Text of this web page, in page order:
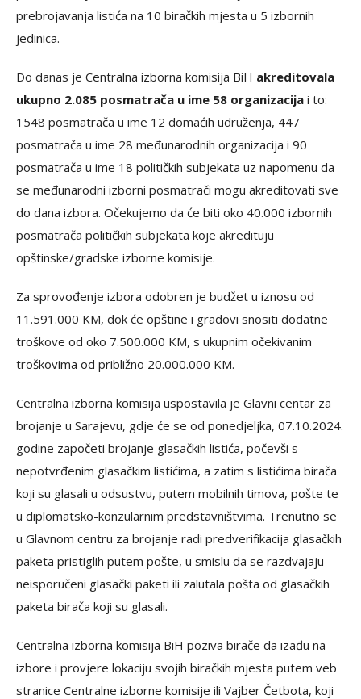
prebrojavanja listića na 10 biračkih mjesta u 5 izbornih
jedinica.
Do danas je Centralna izborna komisija BiH akreditovala
ukupno 2.085 posmatrača u ime 58 organizacija i to:
1548 posmatrača u ime 12 domaćih udruženja, 447
posmatrača u ime 28 međunarodnih organizacija i 90
posmatrača u ime 18 političkih subjekata uz napomenu da
se međunarodni izborni posmatrači mogu akreditovati sve
do dana izbora. Očekujemo da će biti oko 40.000 izbornih
posmatrača političkih subjekata koje akredituju
opštinske/gradske izborne komisije.
Za sprovođenje izbora odobren je budžet u iznosu od
11.591.000 KM, dok će opštine i gradovi snositi dodatne
troškove od oko 7.500.000 KM, s ukupnim očekivanim
troškovima od približno 20.000.000 KM.
Centralna izborna komisija uspostavila je Glavni centar za
brojanje u Sarajevu, gdje će se od ponedjeljka, 07.10.2024.
godine započeti brojanje glasačkih listića, počevši s
nepotvrđenim glasačkim listićima, a zatim s listićima birača
koji su glasali u odsustvu, putem mobilnih timova, pošte te
u diplomatsko-konzularnim predstavništvima. Trenutno se
u Glavnom centru za brojanje radi predverifikacija glasačkih
paketa pristiglih putem pošte, u smislu da se razdvajaju
neisporučeni glasački paketi ili zalutala pošta od glasačkih
paketa birača koji su glasali.
Centralna izborna komisija BiH poziva birače da izađu na
izbore i provjere lokaciju svojih biračkih mjesta putem veb
stranice Centralne izborne komisije ili Vajber Četbota, koji